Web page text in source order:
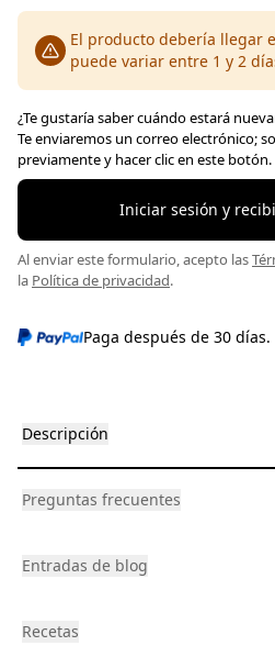
El producto debería llegar
puede variar entre 1 y 2
¿Te gustaría saber cuándo estará
Te enviaremos un correo electrónico;
previamente y hacer clic en este botón.
Iniciar sesión y
Al enviar este formulario, acepto las
la Política de privacidad.
Paga después de 30 días.
Descripción
Preguntas frecuentes
Entradas de blog
Recetas